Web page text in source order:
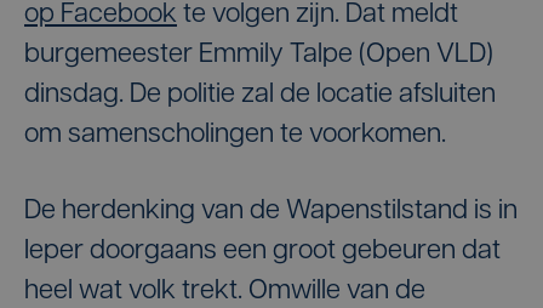
op Facebook te volgen zijn. Dat meldt
burgemeester Emmily Talpe (Open VLD)
dinsdag. De politie zal de locatie afsluiten
om samenscholingen te voorkomen.
De herdenking van de Wapenstilstand is in
Ieper doorgaans een groot gebeuren dat
heel wat volk trekt. Omwille van de